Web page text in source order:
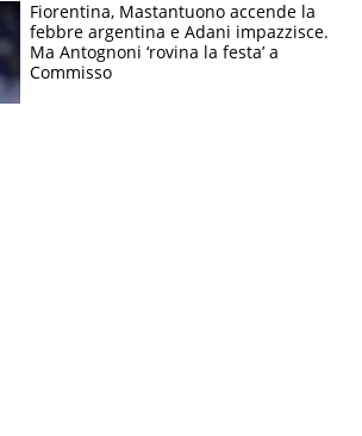
Fiorentina, Mastantuono accende la
febbre argentina e Adani impazzisce.
Ma Antognoni ‘rovina la festa’ a
Commisso